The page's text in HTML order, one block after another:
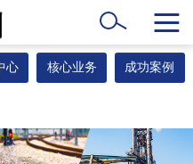
心 核心业务 成功案例